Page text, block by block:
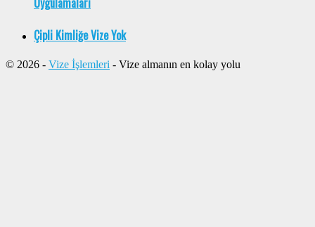
Çipli Kimliğe Vize Yok
© 2026 - Vize İşlemleri - Vize almanın en kolay yolu